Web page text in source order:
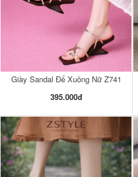
Giày Sandal Đế Xuồng Nữ Z741
395.000đ